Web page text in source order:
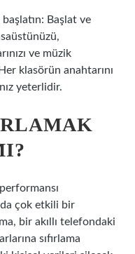
Başlat ve
ve müzik
klasörün anahtarını
yeterlidir.
çok etkili bir
bir akıllı telefondaki
sıfırlama